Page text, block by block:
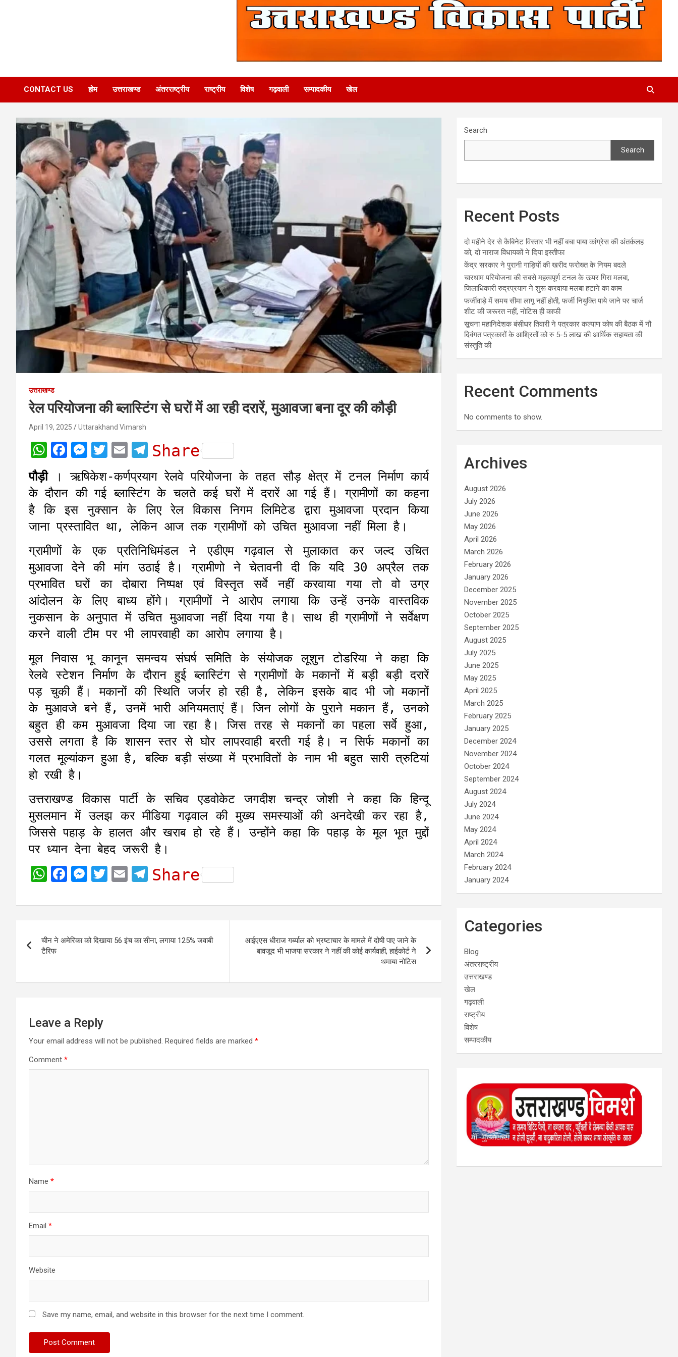
CONTACT US होम उत्तराखण्ड अंतरराष्ट्रीय राष्ट्रीय विशेष गढ़वाली सम्पादकीय खेल
उत्तराखण्ड
रेल परियोजना की ब्लास्टिंग से घरों में आ रही दरारें, मुआवजा बना दूर की कौड़ी
April 19, 2025 Uttarakhand Vimarsh
W
a
t
s
A
p
p
F
c
e
b
o
o
k
M
e
s
s
e
n
g
e
r
T
i
t
t
e
r
E
m
a
i
l
T
l
e
g
r
a
m
Share
पौड़ी। ऋषिकेश-कर्णप्रयाग रेलवे परियोजना के तहत सौड़ क्षेत्र में टनल निर्माण कार्य
के दौरान की गई ब्लास्टिंग के चलते कई घरों में दरारें आ गई हैं। ग्रामीणों का कहना
है कि इस नुक्सान के लिए रेल विकास निगम लिमिटेड द्वारा मुआवजा प्रदान किया
जाना प्रस्तावित था, लेकिन आज तक ग्रामीणों को उचित मुआवजा नहीं मिला है।
ग्रामीणों के एक प्रतिनिधिमंडल ने एडीएम गढ़वाल से मुलाकात कर जल्द उचित
मुआवजा देने की मांग उठाई है। ग्रामीणो ने चेतावनी दी कि यदि 30 अप्रैल तक
प्रभावित घरों का दोबारा निष्पक्ष एवं विस्तृत सर्वे नहीं करवाया गया तो वो उग्र
आंदोलन के लिए बाध्य होंगे। ग्रामीणों ने आरोप लगाया कि उन्हें उनके वास्तविक
नुकसान के अनुपात में उचित मुआवजा नहीं दिया गया है। साथ ही ग्रामीणों ने सर्वेक्षण
करने वाली टीम पर भी लापरवाही का आरोप लगाया है।
मूल निवास भू कानून समन्वय संघर्ष समिति के संयोजक लूशुन टोडरिया ने कहा कि
रेलवे स्टेशन निर्माण के दौरान हुई ब्लास्टिंग से ग्रामीणों के मकानों में बड़ी बड़ी दरारें
पड़ चुकी हैं। मकानों की स्थिति जर्जर हो रही है, लेकिन इसके बाद भी जो मकानों
के मुआवजे बने हैं, उनमें भारी अनियमताएं हैं। जिन लोगों के पुराने मकान हैं, उनको
बहुत ही कम मुआवजा दिया जा रहा है। जिस तरह से मकानों का पहला सर्वे हुआ,
उससे लगता है कि शासन स्तर से घोर लापरवाही बरती गई है। न सिर्फ मकानों का
गलत मूल्यांकन हुआ है, बल्कि बड़ी संख्या में प्रभावितों के नाम भी बहुत सारी त्रुटियां
हो रखी है।
उत्तराखण्ड विकास पार्टी के सचिव एडवोकेट जगदीश चन्द्र जोशी ने कहा कि हिन्दू
मुसलमान में उलझ कर मीडिया गढ़वाल की मुख्य समस्याओं की अनदेखी कर रहा है,
जिससे पहाड़ के हालत और खराब हो रहे हैं। उन्होंने कहा कि पहाड़ के मूल भूत मुद्दों
पर ध्यान देना बेहद जरूरी है।
W
a
s
A
p
F
c
b
k
M
s
e
e
T
i
t
E
a
l
T
l
g
m
Share
navigation
चीन ने अमेरिका को दिखाया 56 इंच का सीना, लगाया 125% जवाबी
टैरिफ
आईएएस धीराज गर्ब्याल को भ्रष्टाचार के मामले में दोषी पाए जाने के
बावजूद भी भाजपा सरकार ने नहीं की कोई कार्यवाही, हाईकोर्ट ने
थमाया नोटिस
Leave a Reply
Your email address will not be published. Required fields are marked *
Comment *
Name *
Email *
Website
Save my name, email, and website in this browser for the next time I comment.
Search
Search
Recent Posts
दो महीने देर से कैबिनेट विस्तार भी नहीं बचा पाया कांग्रेस की अंतर्कलह
को, दो नाराज विधायकों ने दिया इस्तीफा
केंद्र सरकार ने पुरानी गाड़ियों की खरीद फरोख्त के नियम बदले
चारधाम परियोजना की सबसे महत्वपूर्ण टनल के ऊपर गिरा मलबा,
जिलाधिकारी रुद्रप्रयाग ने शुरू करवाया मलबा हटाने का काम
फर्जीवाड़े में समय सीमा लागू नहीं होती, फर्जी नियुक्ति पाये जाने पर चार्ज
शीट की जरूरत नहीं, नोटिस ही काफी
सूचना महानिदेशक बंसीधर तिवारी ने पत्रकार कल्याण कोष की बैठक में नौ
दिवंगत पत्रकारों के आश्रितों को रु 5-5 लाख की आर्थिक सहायता की
संस्तुति की
Recent Comments
No comments to show.
Archives
August 2026
July 2026
June 2026
May 2026
April 2026
March 2026
February 2026
January 2026
December 2025
November 2025
October 2025
September 2025
August 2025
July 2025
June 2025
May 2025
April 2025
March 2025
February 2025
January 2025
December 2024
November 2024
October 2024
September 2024
August 2024
July 2024
June 2024
May 2024
April 2024
March 2024
February 2024
January 2024
Categories
Blog
अंतरराष्ट्रीय
उत्तराखण्ड
खेल
गढ़वाली
राष्ट्रीय
विशेष
सम्पादकीय